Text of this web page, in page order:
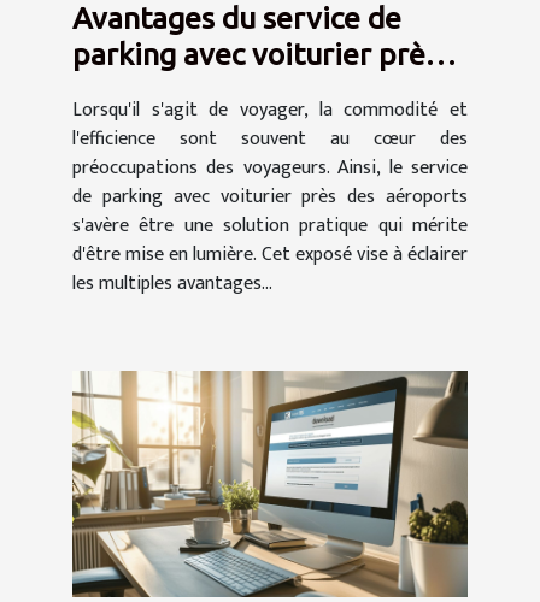
Avantages du service de
parking avec voiturier près
Lorsqu'il s'agit de voyager, la commodité et
l'efficience sont souvent au cœur des
préoccupations des voyageurs. Ainsi, le service
de parking avec voiturier près des aéroports
s'avère être une solution pratique qui mérite
d'être mise en lumière. Cet exposé vise à éclairer
les multiples avantages...